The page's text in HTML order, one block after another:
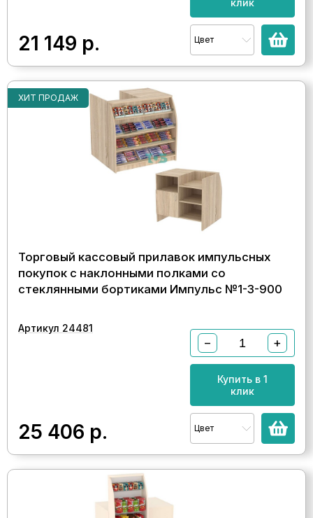
21 149 р.
клик
Цвет
ХИТ ПРОДАЖ
Торговый кассовый прилавок импульсных
покупок с наклонными полками со
стеклянными бортиками Импульс №1-3-900
Артикул 24481
25 406 р.
− +
Купить в 1
клик
Цвет